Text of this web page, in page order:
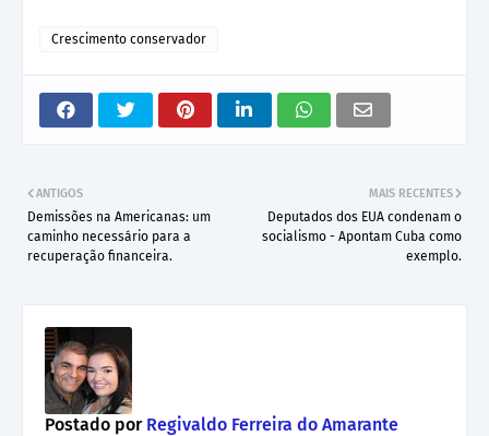
Crescimento conservador
MAIS RECENTES
Deputados dos EUA condenam o
socialismo - Apontam Cuba como
exemplo.
ANTIGOS
Demissões na Americanas: um
caminho necessário para a
recuperação financeira.
Postado porRegivaldo Ferreira do Amarante